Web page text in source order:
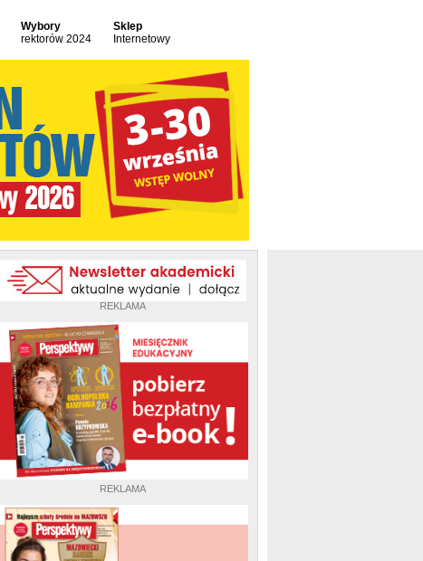
Wybory
rektorów 2024
Sklep
Internetowy
REKLAMA
REKLAMA